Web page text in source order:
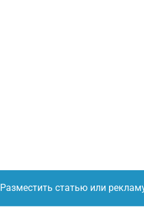
Разместить статью или